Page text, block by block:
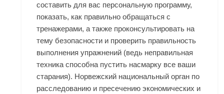
составить для вас персональную программу,
показать, как правильно обращаться с
тренажерами, а также проконсультировать на
тему безопасности и проверить правильность
выполнения упражнений (ведь неправильная
техника способна пустить насмарку все ваши
старания). Норвежский национальный орган по
расследованию и пресечению экономических и